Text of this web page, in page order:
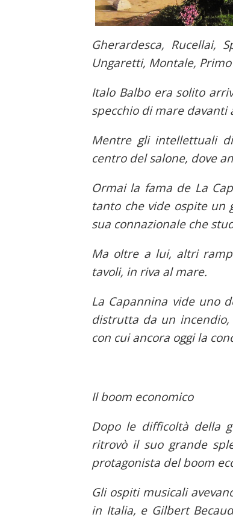
Gherardesca, Rucellai,
Ungaretti, Montale, Primo
Italo Balbo era solito
specchio di mare davanti
Mentre gli intellettuali
centro del salone, dove
Ormai la fama de La
tanto che vide ospite un
sua connazionale che
Ma oltre a lui, altri
tavoli, in riva al mare.
La Capannina vide uno
distrutta da un
con cui ancora oggi la
Il boom economico
Dopo le difficoltà della
ritrovò il suo grande
protagonista del boom
Gli ospiti musicali
in Italia, e Gilbert